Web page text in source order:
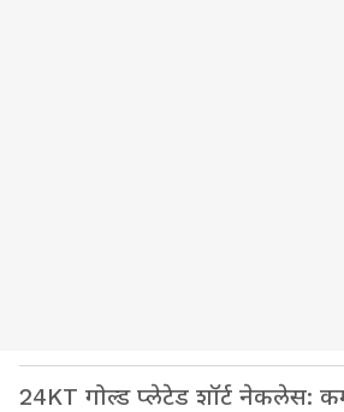
24KT गोल्ड प्लेटेड शॉर्ट नेकलेस: